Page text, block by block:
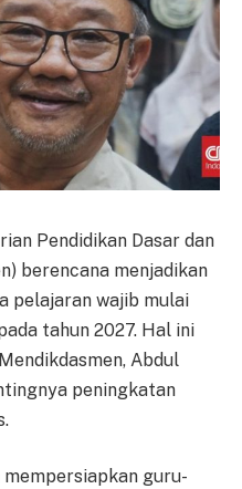
Pendidikan Dasar dan
berencana menjadikan
pelajaran wajib mulai
tahun 2027. Hal ini
Abdul
peningkatan
mempersiapkan guru-